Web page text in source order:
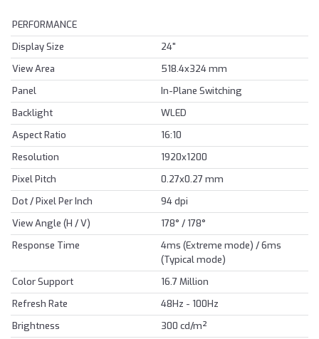
PERFORMANCE
Display Size
24"
View Area
518.4x324 mm
Panel
In-Plane Switching
Backlight
WLED
Aspect Ratio
16:10
Resolution
1920x1200
Pixel Pitch
0.27x0.27 mm
Dot / Pixel Per Inch
94 dpi
View Angle (H / V)
178° / 178°
Response Time
4ms (Extreme mode) / 6ms
(Typical mode)
Color Support
16.7 Million
Refresh Rate
48Hz - 100Hz
Brightness
300 cd/m²